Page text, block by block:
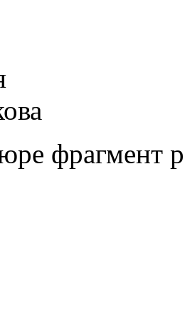
фрагмент